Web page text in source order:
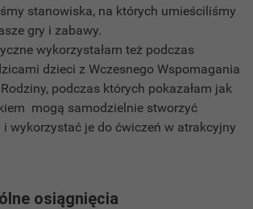
stanowiska, na których umieściliśmy
gry i zabawy.
wykorzystałam też podczas
dzieci z Wczesnego Wspomagania
podczas których pokazałam jak
mogą samodzielnie stworzyć
wykorzystać je do ćwiczeń w atrakcyjny
osiągnięcia